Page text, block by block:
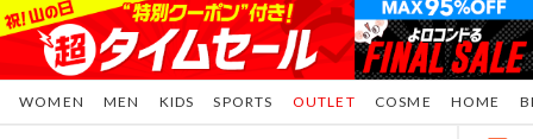
WOMEN MEN KIDS SPORTS COSME HOME
OUTLET